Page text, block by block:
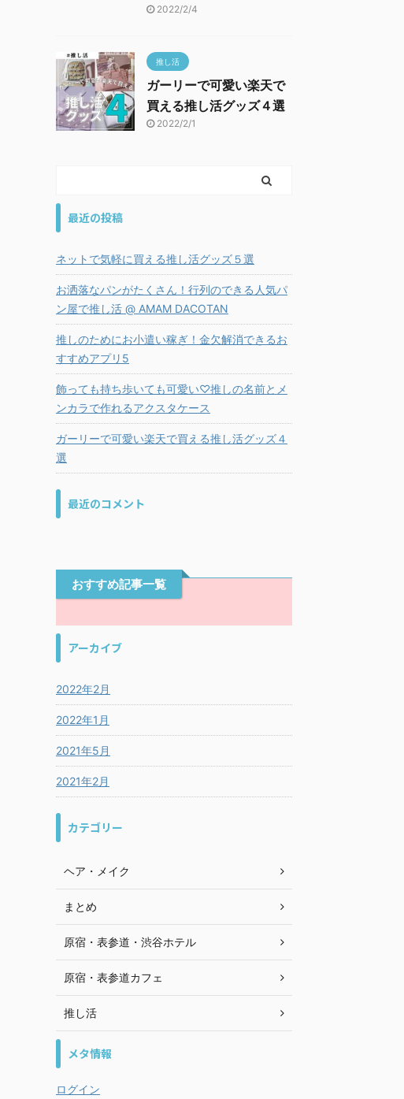
2022/2/4
推し活
ガーリーで可愛い楽天で
買える推し活グッズ４選
2022/2/1
最近の投稿
ネットで気軽に買える推し活グッズ５選
お洒落なパンがたくさん！行列のできる人気パ
ン屋で推し活 @ AMAM DACOTAN
推しのためにお小遣い稼ぎ！金欠解消できるお
すすめアプリ5
飾っても持ち歩いても可愛い♡推しの名前とメ
ンカラで作れるアクスタケース
ガーリーで可愛い楽天で買える推し活グッズ４
選
最近のコメント
おすすめ記事一覧
アーカイブ
2022年2月
2022年1月
2021年5月
2021年2月
カテゴリー
ヘア・メイク
まとめ
原宿・表参道・渋谷ホテル
原宿・表参道カフェ
推し活
メタ情報
ログイン